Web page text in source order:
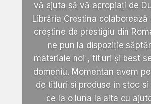
vă ajuta să vă apropiați de
Librăria Crestina colaborează
creștine de prestigiu din
ne pun la dispoziție
materiale noi , titluri și best
domeniu. Momentan avem
de titluri si produse in stoc si
de la o luna la alta cu